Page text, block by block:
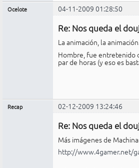
Ocelote 04-11-2009 01:28:50
Re: Nos queda el
La animación, la
Hombre, fue entretenido
par de horas (y eso es
Recap 02-12-2009 13:24:46
Re: Nos queda el
Más imágenes de
http://www.4gamer.net/